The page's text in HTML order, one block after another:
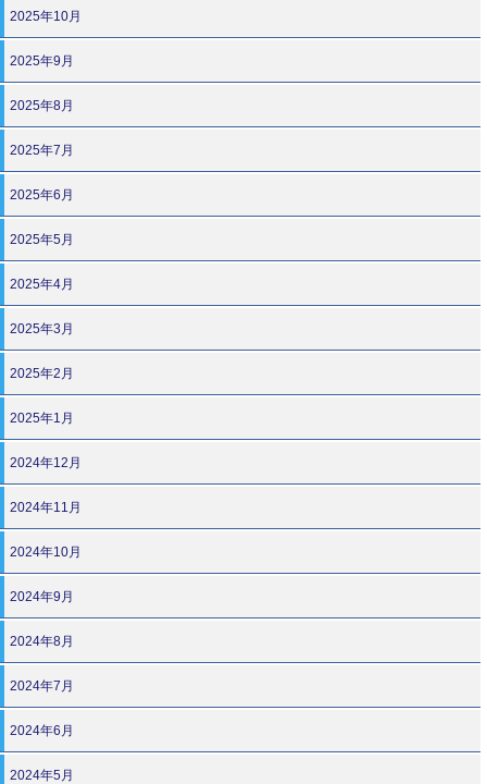
2025年10月
2025年9月
2025年8月
2025年7月
2025年6月
2025年5月
2025年4月
2025年3月
2025年2月
2025年1月
2024年12月
2024年11月
2024年10月
2024年9月
2024年8月
2024年7月
2024年6月
2024年5月